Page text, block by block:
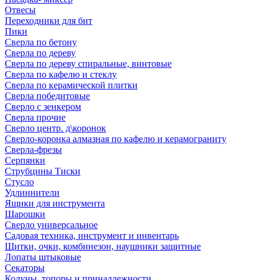
Отвесы
Переходники для бит
Пики
Сверла по бетону
Сверла по дереву
Сверла по дереву спиральные, винтовые
Сверла по кафелю и стеклу
Сверла по керамической плитки
Сверла победитовые
Сверло с зенкером
Сверла прочие
Сверло центр. д\коронок
Сверло-коронка алмазная по кафелю и керамограниту
Сверла-фрезы
Серпянки
Струбцины Тиски
Стусло
Удлиннители
Ящики для инструмента
Шарошки
Сверло универсальное
Садовая техника, инструмент и инвентарь
Щитки, очки, комбинезон, наушники защитные
Лопаты штыковые
Секаторы